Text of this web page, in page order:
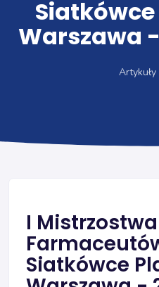
Warszawa -
Artykuły
I
Siatkówce